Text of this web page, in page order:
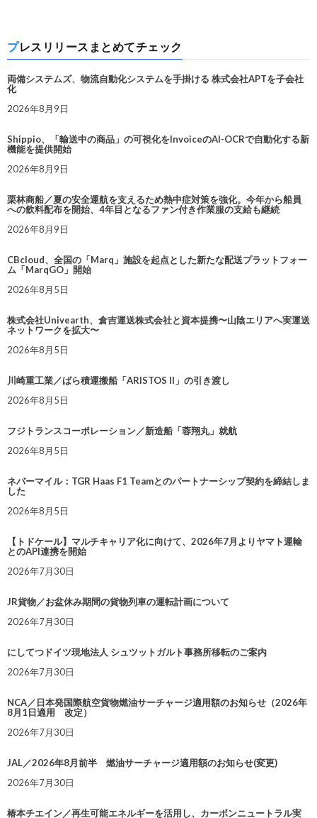
プレスリリースまとめてチェック
両備システムズ、物流自動化システムを手掛ける 株式会社APTを子会社
化
2026年8月9日
Shippio、「輸送中の商品」の可視化をInvoiceのAI-OCRで自動化する新
機能を提供開始
2026年8月9日
栗林商船／夏の安全運航を支えるため熱中症対策を強化。今年から船員
への飲料配布を開始、4年目となるファン付き作業服の支給も継続
2026年8月9日
CBcloud、全国の「Marq」施設を起点とした新たな配送プラットフォー
ム「MarqGO」開始
2026年8月5日
株式会社Univearth、倉吉運送株式会社と資本提携〜山陰エリアへ実運送
ネットワークを拡大〜
2026年8月5日
川崎重工業／ばら積運搬船「ARISTOS II」の引き渡し
2026年8月5日
フジトランスコーポレーション／新造船「蓉翔丸」就航
2026年8月5日
ネバーマイル：TGR Haas F1 Teamとのパートナーシップ契約を締結しま
した
2026年8月5日
【トドケール】マルチキャリア化に向けて、2026年7月よりヤマト運輸
とのAPI連携を開始
2026年7月30日
JR貨物／お盆休み期間の貨物列車の運転計画について
2026年7月30日
にしてつドイツ現地法人 シュツットガルト事務所移転のご案内
2026年7月30日
NCA／日本発国際航空貨物燃油サーチャージ適用額のお知らせ（2026年
8月1日適用 改定）
2026年7月30日
JAL／2026年8月前半 燃油サーチャージ適用額のお知らせ(変更)
2026年7月30日
椿本チエイン／再生可能エネルギーを活用し、カーボンニュートラル実